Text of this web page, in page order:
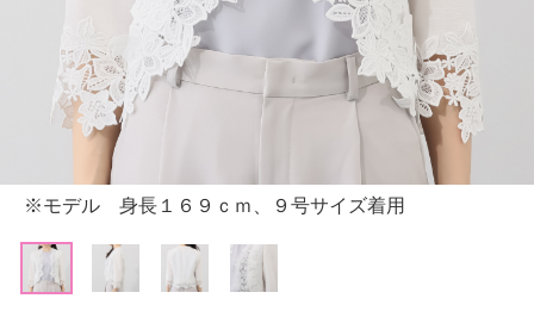
※モデル 身長１６９ｃｍ、９号サイズ着用